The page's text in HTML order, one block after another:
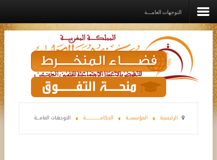
الرئيسية
المؤسســة
القيم الديني
التوجهات العامـــة
الرئيسية المؤسســة الحكامـــــــــــــــة التوجهات العامـــة